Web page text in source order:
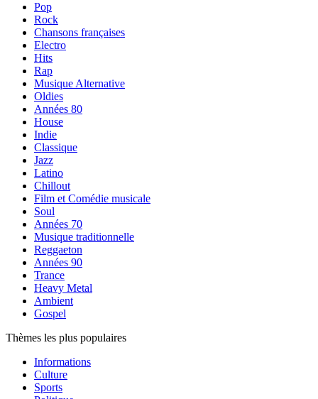
Pop
Rock
Chansons françaises
Electro
Hits
Rap
Musique Alternative
Oldies
Années 80
House
Indie
Classique
Jazz
Latino
Chillout
Film et Comédie musicale
Soul
Années 70
Musique traditionnelle
Reggaeton
Années 90
Trance
Heavy Metal
Ambient
Gospel
Thèmes les plus populaires
Informations
Culture
Sports